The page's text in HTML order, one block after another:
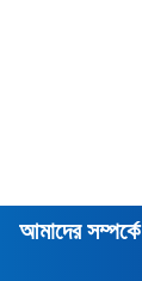
আমাদের সম্পর্কে